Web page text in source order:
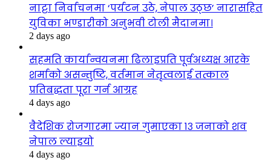
नाट्टा निर्वाचनमा ‘पर्यटन उठे, नेपाल उठ्छ’ नारासहित
युविका भण्डारीको अनुभवी टोली मैदानमा।
2 days ago
सहमति कार्यान्वयनमा ढिलाइप्रति पूर्वअध्यक्ष आरके
शर्माको असन्तुष्टि, वर्तमान नेतृत्वलाई तत्काल
प्रतिबद्धता पूरा गर्न आग्रह
4 days ago
वैदेशिक रोजगारमा ज्यान गुमाएका १३ जनाको शव
नेपाल ल्याइयो
4 days ago